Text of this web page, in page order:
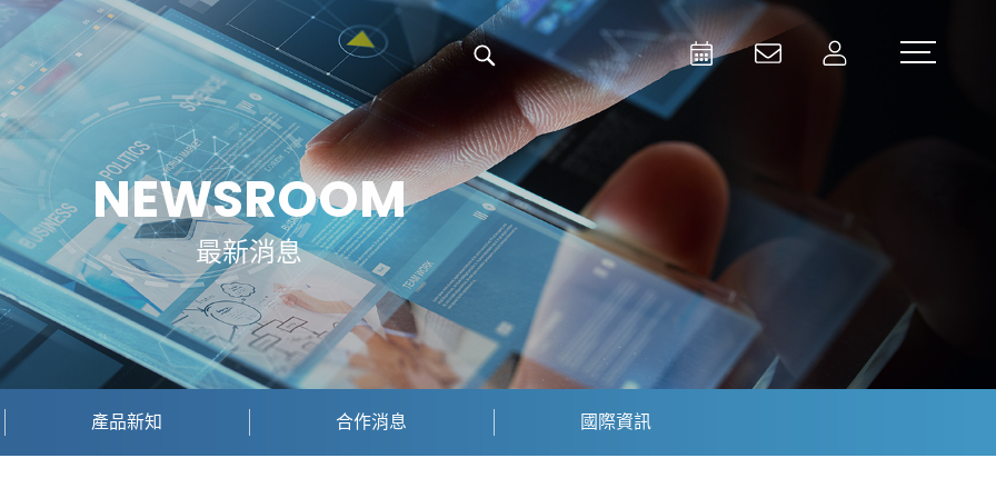
Activities
Contact Us
Member
Test and Measurement
Aerospace | Defense | Security
Broadcast and Media
NEWSROOM
最新消息
產品新知 合作消息 國際資訊